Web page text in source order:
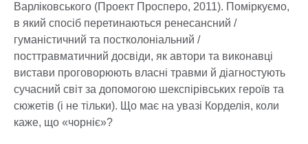
Варліковського (Проект Просперо, 2011). Поміркуємо,
в який спосіб перетинаються ренесансний /
гуманістичний та постколоніальний /
посттравматичний досвіди, як автори та виконавці
вистави проговорюють власні травми й діагностують
сучасний світ за допомогою шекспірівських героїв та
сюжетів (і не тільки). Що має на увазі Корделія, коли
каже, що «чорніє»?